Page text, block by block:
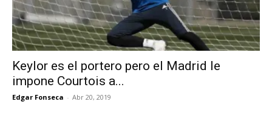
Keylor es el portero pero el Madrid le
impone Courtois a...
Edgar Fonseca - Abr 20, 2019